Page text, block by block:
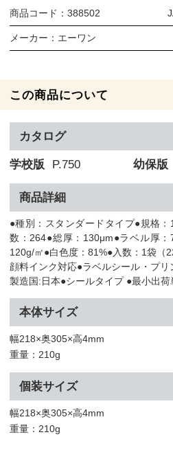
商品コード： 388502
メーカー： エーワン
この商品について
カタログ
学校版 P.750 幼保版
商品詳細
●種別：スタンダードタイプ●規格
数：264●総厚：130μm●ラベル厚：
120g/㎡●白色度：81%●入数：1袋（
顔料インク対応●ラベルシール・プ
製造国:日本●シールタイプ ●最小出荷
本体サイズ
幅218×奥305×高4mm
重量：210g
個装サイズ
幅218×奥305×高4mm
重量：210g